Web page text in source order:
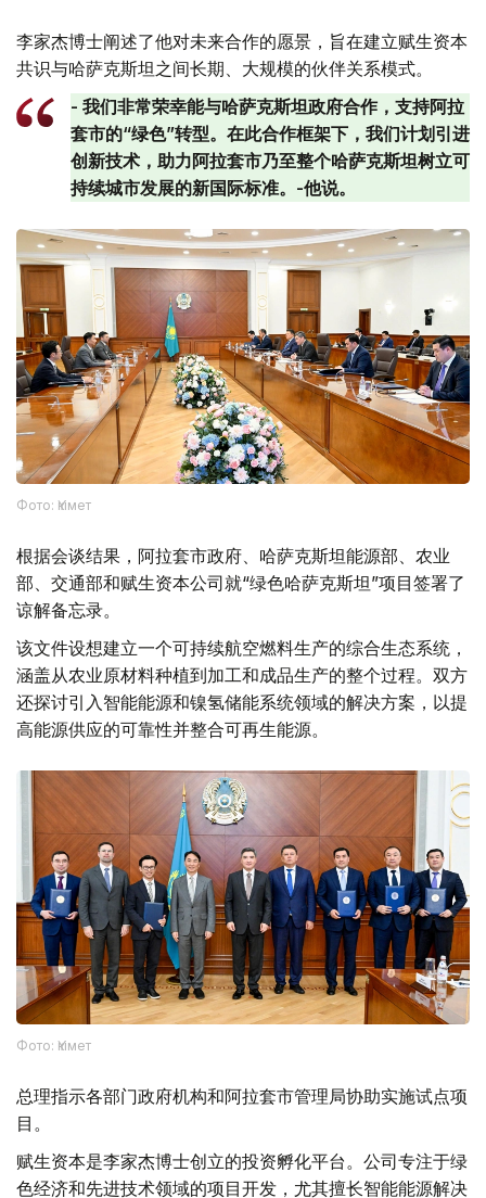
李家杰博士阐述了他对未来合作的愿景，旨在建立赋生资本
共识与哈萨克斯坦之间长期、大规模的伙伴关系模式。
- 我们非常荣幸能与哈萨克斯坦政府合作，支持阿拉
套市的“绿色”转型。在此合作框架下，我们计划引进
创新技术，助力阿拉套市乃至整个哈萨克斯坦树立可
持续城市发展的新国际标准。-他说。
Фото: Үкімет
根据会谈结果，阿拉套市政府、哈萨克斯坦能源部、农业
部、交通部和赋生资本公司就“绿色哈萨克斯坦”项目签署了
谅解备忘录。
该文件设想建立一个可持续航空燃料生产的综合生态系统，
涵盖从农业原材料种植到加工和成品生产的整个过程。双方
还探讨引入智能能源和镍氢储能系统领域的解决方案，以提
高能源供应的可靠性并整合可再生能源。
Фото: Үкімет
总理指示各部门政府机构和阿拉套市管理局协助实施试点项
目。
赋生资本是李家杰博士创立的投资孵化平台。公司专注于绿
色经济和先进技术领域的项目开发，尤其擅长智能能源解决